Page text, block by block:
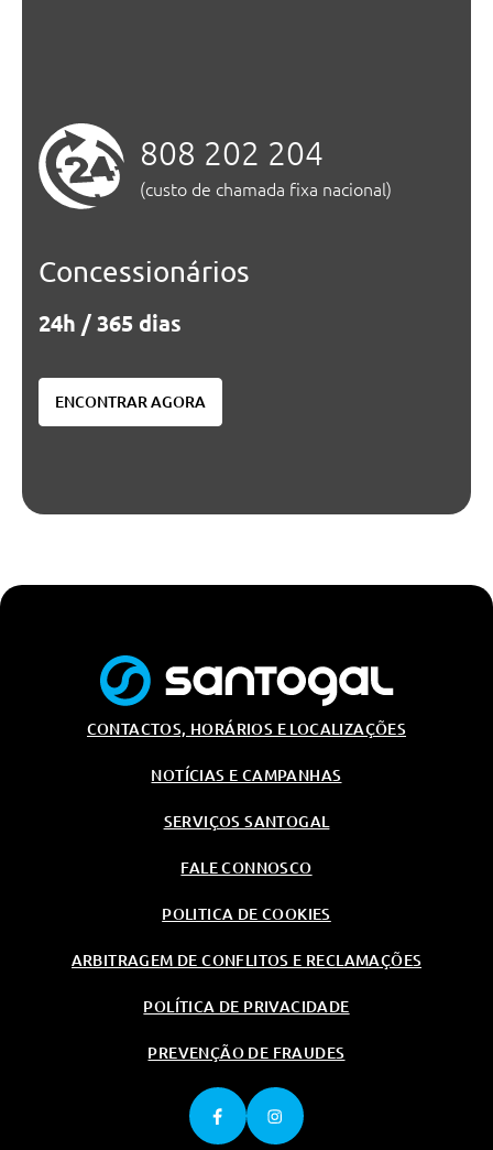
808 202 204
(custo de chamada fixa nacional)
Concessionários
24h / 365 dias
ENCONTRAR AGORA
CONTACTOS, HORÁRIOS E LOCALIZAÇÕES
NOTÍCIAS E CAMPANHAS
SERVIÇOS SANTOGAL
FALE CONNOSCO
POLITICA DE COOKIES
ARBITRAGEM DE CONFLITOS E RECLAMAÇÕES
POLÍTICA DE PRIVACIDADE
PREVENÇÃO DE FRAUDES